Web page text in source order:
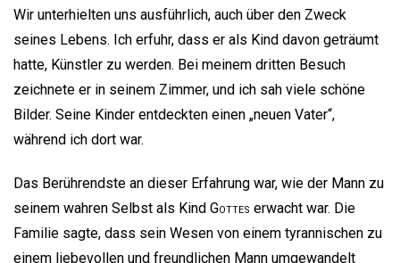
Wir unterhielten uns ausführlich, auch über den Zweck
seines Lebens. Ich erfuhr, dass er als Kind davon geträumt
hatte, Künstler zu werden. Bei meinem dritten Besuch
zeichnete er in seinem Zimmer, und ich sah viele schöne
Bilder. Seine Kinder entdeckten einen „neuen Vater“,
während ich dort war.
Das Berührendste an dieser Erfahrung war, wie der Mann zu
seinem wahren Selbst als Kind Gottes erwacht war. Die
Familie sagte, dass sein Wesen von einem tyrannischen zu
einem liebevollen und freundlichen Mann umgewandelt